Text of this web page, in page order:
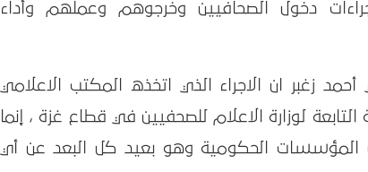
دخول الصحافيين وخرجوهم وعملهم وأداء
زغبر ان الاجراء الذي اتخذه المكتب الاعلامي
لوزارة الاعلام للصحفيين في قطاع غزة ، إنما
المؤسسات الحكومية وهو بعيد كل البعد عن أي